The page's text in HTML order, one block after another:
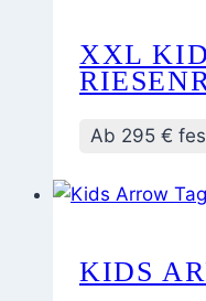
XXL
Ab 295 €
KIDS